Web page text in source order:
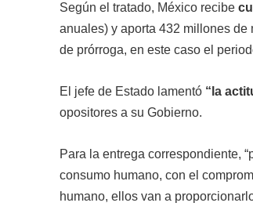
Según el tratado, México recibe
anuales) y aporta 432 millones
de prórroga, en este caso el
El jefe de Estado lamentó “la
opositores a su Gobierno.
Para la entrega correspondiente,
consumo humano, con el
humano, ellos van a